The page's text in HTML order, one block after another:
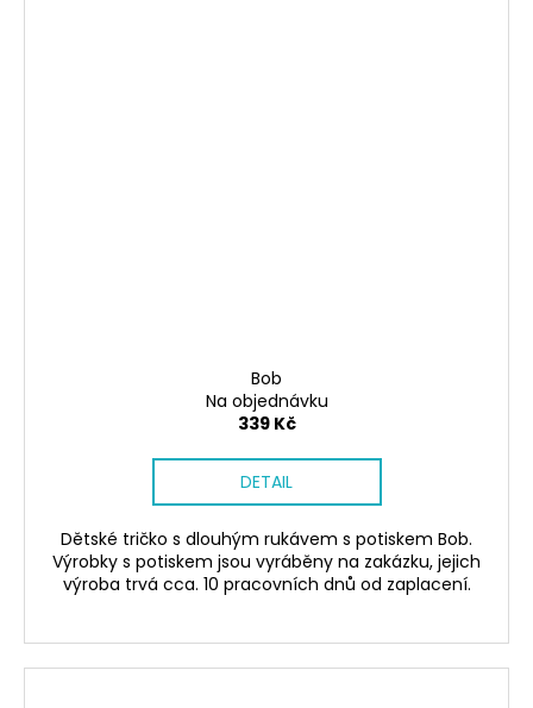
Bob
Na objednávku
339 Kč
DETAIL
Dětské tričko s dlouhým rukávem s potiskem Bob.
Výrobky s potiskem jsou vyráběny na zakázku, jejich
výroba trvá cca. 10 pracovních dnů od zaplacení.